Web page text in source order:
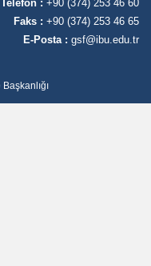
Telefon : +90 (374) 253 46 60
Faks : +90 (374) 253 46 65
E-Posta : gsf@ibu.edu.tr